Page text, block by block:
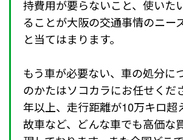
持費用が要らないこと、使いた
ることが大阪の交通事情のニー
と当てはまります。
もう車が必要ない、車の処分に
のかたはソコカラにお任せくだ
年以上、走行距離が10万キロ超
故車など、どんな車でも高価な